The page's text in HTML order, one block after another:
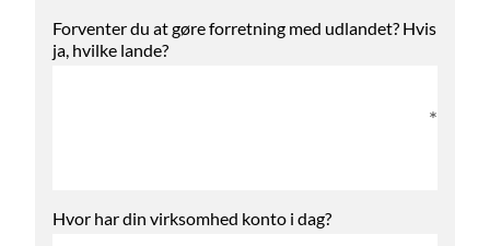
Forventer du at gøre forretning med udlandet? Hvis
ja, hvilke lande?
Hvor har din virksomhed konto i dag?